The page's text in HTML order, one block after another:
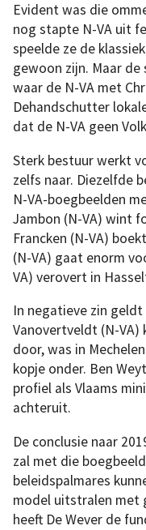
Evident was die
nog stapte N-VA uit
speelde ze de
gewoon zijn. Maar de
waar de N-VA met
Dehandschutter
dat de N-VA geen
Sterk bestuur werkt
zelfs naar. Diezelfde
N-VA-boegbeelden
Jambon (N-VA) wint
Francken (N-VA)
(N-VA) gaat enorm
VA) verovert in
In negatieve zin
Vanovertveldt (N-
door, was in
kopje onder. Ben
profiel als Vlaams
achteruit.
De conclusie naar
zal met die
beleidspalmares
model uitstralen met
heeft De Wever de